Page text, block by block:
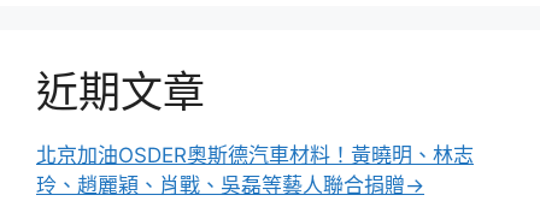
近期文章
北京加油OSDER奧斯德汽車材料！黃曉明、林志
玲、趙麗穎、肖戰、吳磊等藝人聯合捐贈→